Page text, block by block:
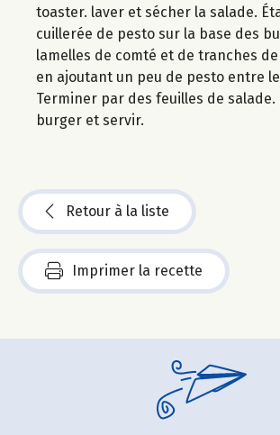
toaster. laver et sécher la salade.
cuillerée de pesto sur la base des
lamelles de comté et de tranches
en ajoutant un peu de pesto entre
Terminer par des feuilles de
burger et servir.
Retour à la liste
Imprimer la recette